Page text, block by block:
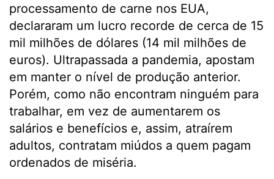
processamento de carne nos EUA,
declararam um lucro recorde de cerca de 15
mil milhões de dólares (14 mil milhões de
euros). Ultrapassada a pandemia, apostam
em manter o nível de produção anterior.
Porém, como não encontram ninguém para
trabalhar, em vez de aumentarem os
salários e benefícios e, assim, atraírem
adultos, contratam miúdos a quem pagam
ordenados de miséria.